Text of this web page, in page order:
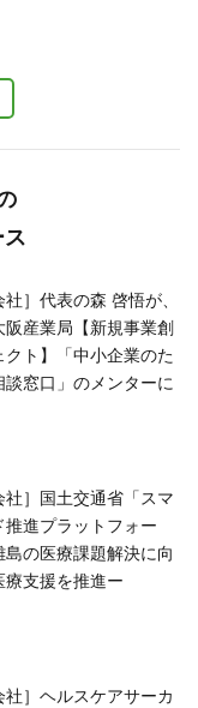
社］代表の森 啓悟が、
産業局【新規事業創
クト】「中小企業のた
窓口」のメンターに
社］国土交通省「スマ
推進プラットフォー
島の医療課題解決に向
療支援を推進ー
社］ヘルスケアサーカ